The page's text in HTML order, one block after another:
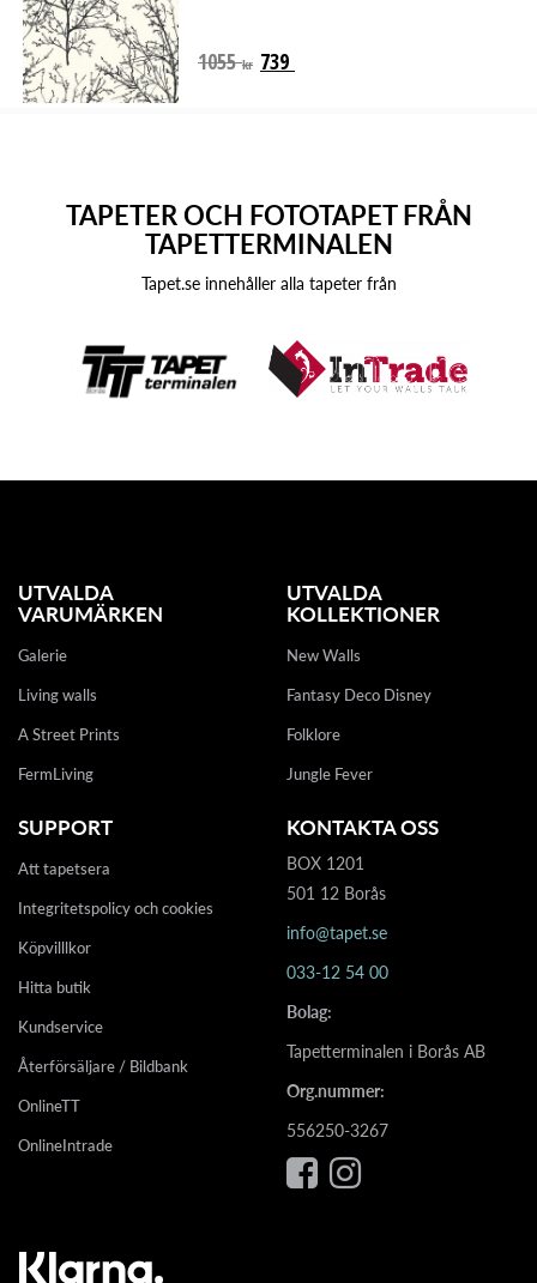
1055kr 739
TAPETER OCH FOTOTAPET FRÅN
TAPETTERMINALEN
Tapet.se innehåller alla tapeter från
UTVALDA
VARUMÄRKEN
Galerie
Living walls
A Street Prints
FermLiving
UTVALDA
KOLLEKTIONER
New Walls
Fantasy Deco Disney
Folklore
Jungle Fever
SUPPORT
Att tapetsera
Integritetspolicy och cookies
Köpvilllkor
Hitta butik
Kundservice
Återförsäljare / Bildbank
OnlineTT
OnlineIntrade
KONTAKTA OSS
BOX 1201
501 12 Borås
info@tapet.se
033-12 54 00
Bolag:
Tapetterminalen i Borås AB
Org.nummer:
556250-3267